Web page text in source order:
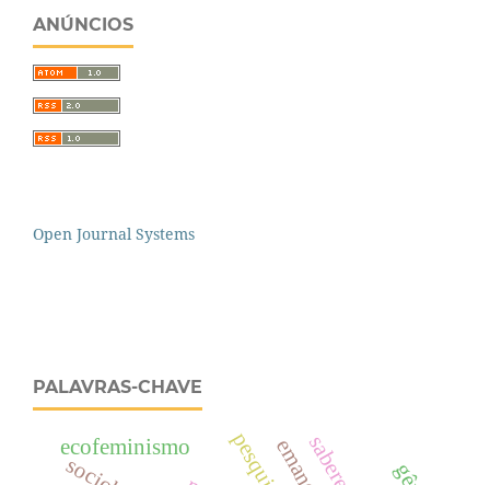
ANÚNCIOS
Open Journal Systems
PALAVRAS-CHAVE
ecofeminismo